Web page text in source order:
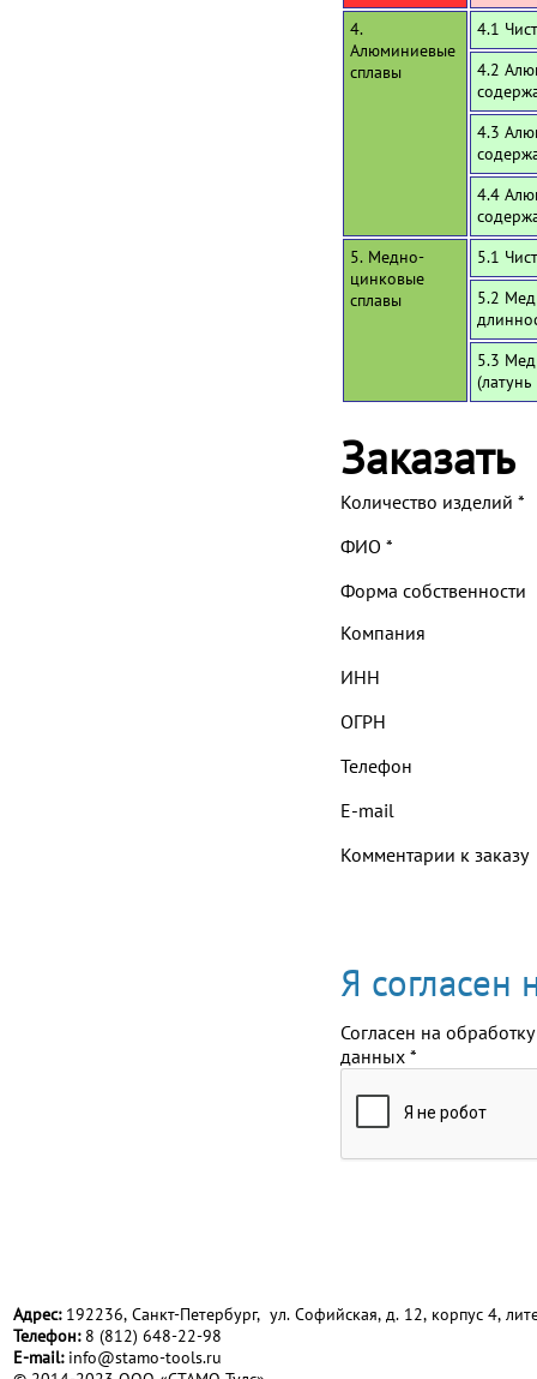
4.
Алюминиевые
сплавы
4.1
4.2
4.3
4.4
5. Медно-
цинковые
сплавы
5.1
5.2
5.3
Заказать
Количество изделий *
ФИО *
Форма собственности
Компания
ИНН
ОГРН
Телефон
E-mail
Комментарии к заказу
Я согласен
Согласен на обработку
данных *
Адрес:192236, Санкт-Петербург, ул. Софийская, д. 12, корпус 4,
Телефон:8 (812) 648-22-98
Е-mail: info@stamo-tools.ru